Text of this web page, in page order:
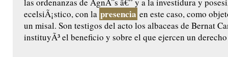
las ordenanzas de AgnÃ¨s â€” y a la investidura y
ecelsiÃ¡stico, con la presencia en este caso, como
un misal. Son testigos del acto los albaceas de Bernat
instituyÃ³ el beneficio y sobre el que ejercen un